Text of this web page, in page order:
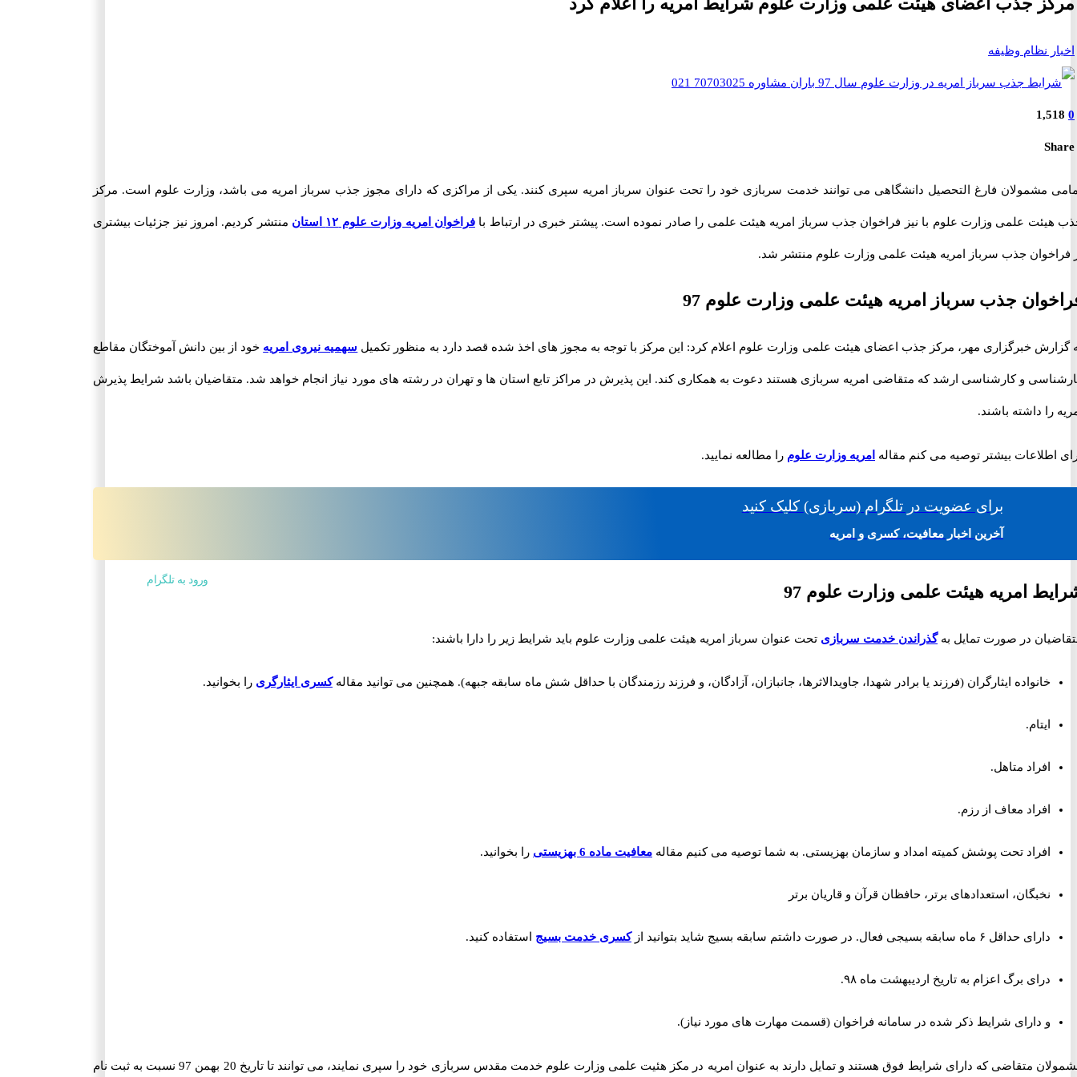
اخبار نظام وظیفه
0
1,518
Share
مشمولان فارغ التحصیل دانشگاهی می توانند خدمت سربازی خود را تحت عنوان سرباز امریه سپری کنند. یکی از مراکزی که دارای مجوز جذب سرباز امریه می باشد، وزارت علوم است. مرکز
هیئت علمی وزارت علوم با نیز فراخوان جذب سرباز امریه هیئت علمی را صادر نموده است. پیشتر خبری در ارتباط بافراخوان امریه وزارت علوم ۱۲ استان منتشر کردیم. امروز نیز جزئیات بیشتری
فراخوان جذب سرباز امریه هیئت علمی وزارت علوم منتشر شد.
جذب سرباز امریه هیئت علمی وزارت علوم 97
گزارش خبرگزاری مهر، مرکز جذب اعضای هیئت علمی وزارت علوم اعلام کرد: این مرکز با توجه به مجوز های اخذ شده قصد دارد به منظور تکمیل سهمیه نیروی امریه خود از بین دانش آموختگان مقاطع
و کارشناسی ارشد که متقاضی امریه سربازی هستند دعوت به همکاری کند. این پذیرش در مراکز تابع استان ها و تهران در رشته های مورد نیاز انجام خواهد شد. متقاضیان باشد شرایط پذیرش
را داشته باشند.
اطلاعات بیشتر توصیه می کنم مقاله امریه وزارت علوم را مطالعه نمایید.
برای عضویت در تلگرام (سربازی) کلیک کنید
آخرین اخبار معافیت، کسری و امریه
ورود به تلگرام
امریه هیئت علمی وزارت علوم 97
در صورت تمایل بهگذراندن خدمت سربازی تحت عنوان سرباز امریه هیئت علمی وزارت علوم باید شرایط زیر را دارا باشند:
خانواده ایثارگران (فرزند یا برادر شهدا، جاویدالاثرها، جانبازان، آزادگان، و فرزند رزمندگان با حداقل شش ماه سابقه جبهه). همچنین می توانید مقالهکسری ایثارگری را بخوانید.
ایتام.
افراد متاهل.
افراد معاف از رزم.
افراد تحت پوشش کمیته امداد و سازمان بهزیستی. به شما توصیه می کنیم مقاله معافیت ماده 6 بهزیستی را بخوانید.
نخبگان، استعدادهای برتر، حافظان قرآن و قاریان برتر
دارای حداقل ۶ ماه سابقه بسیجی فعال. در صورت داشتم سابقه بسیج شاید بتوانید از کسری خدمت بسیج استفاده کنید.
درای برگ اعزام به تاریخ اردیبهشت ماه ۹۸.
و دارای شرایط ذکر شده در سامانه فراخوان (قسمت مهارت های مورد نیاز).
مشمولان متقاضی که دارای شرایط فوق هستند و تمایل دارند به عنوان امریه در مکز هئیت علمی وزارت علوم خدمت مقدس سربازی خود را سپری نمایند، می توانند تا تاریخ 20 بهمن 97 نسبت به ثبت نام